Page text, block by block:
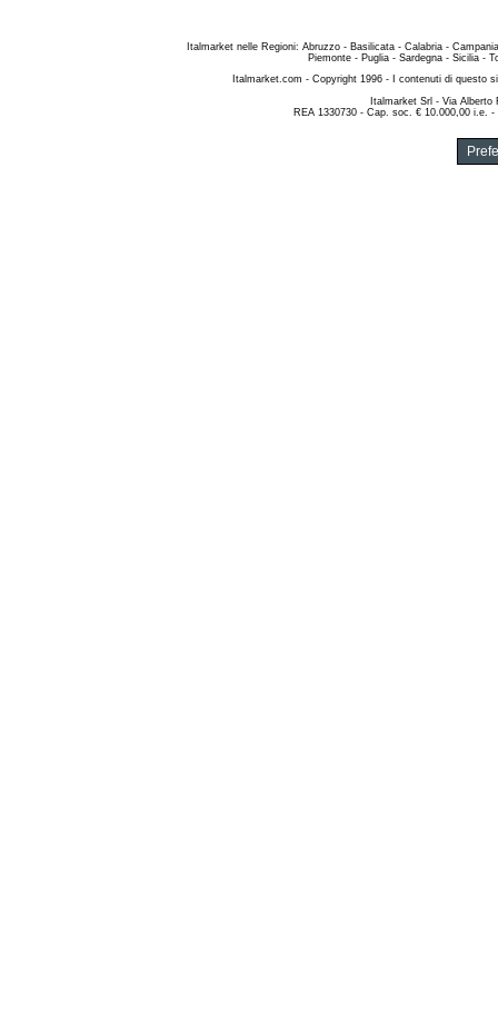
Italmarket nelle Regioni: Abruzzo - Basilicata - Calabria - Campania
Piemonte - Puglia -Sardegna -Sicilia -
Italmarket.com - Copyright 1996 - I contenuti di questo
Italmarket Srl - Via Alberto
REA 1330730 - Cap. soc. € 10.000,00 i.e.